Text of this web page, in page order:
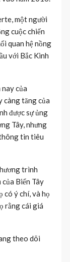
một người
cuộc chiến
quan hệ nồng
với Bắc Kinh
nay của
càng tăng của
được sự ủng
Tây, nhưng
tin tiêu
trình
của Biển Tây
có ý chí, và họ
rằng cái giá
theo dõi